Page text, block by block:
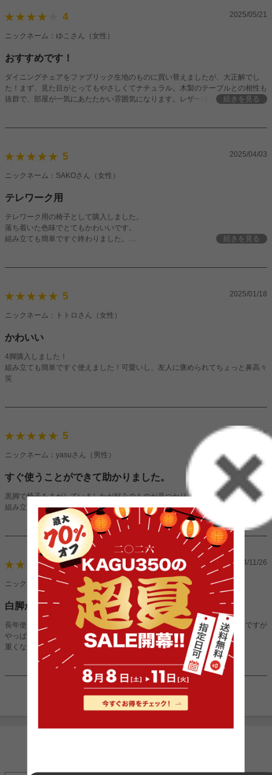
4 2025/05/21
ニックネーム：ゆこさん（女性）
おすすめです！
ダイニングチェアをファブリック生地のものに買い替えましたが、大正解でし
た！まず、見た目がとってもやさしくてナチュラル。木製のテーブルとの相性も
抜群で、部屋が一気にあたたかい雰囲気になります。レザーほどかしこまり感が
続きを見る
5 2025/04/03
ニックネーム：SAKOさん（女性）
テレワーク用
テレワーク用の椅子として購入しました。
落ち着いた色味でとてもかわいいです。
組み立ても簡単ですぐ終わりました。
続きを見る
5 2025/01/18
ニックネーム：トトロさん（女性）
かわいい
4脚購入しました！
組み立ても簡単ですぐ使えました！可愛いし、友人に褒められてちょっと鼻高々
笑
5 2025/01/15
ニックネーム：yasuさん（男性）
すぐ使うことができて助かりました。
黒脚で椅子をさがしていましたが好みのものが見つかりました！
組み立ても簡単ですぐに使うことができたのでよかったです。
4 2024/11/26
ニックネーム：mimiさん（女性）
白脚かわいい！
長年使うことを考えるとお手入れ簡単そうなレザーのものと迷っていたんですが
やっぱり白脚がかわいくてこちらにしました！
重くなりすぎなくてよかったです～！
1件〜8件（全8件）